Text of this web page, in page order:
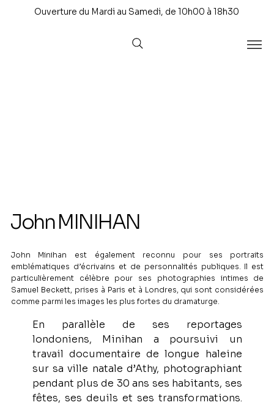
Ouverture du Mardi au Samedi, de 10h00 à 18h30
John MINIHAN
John Minihan est également reconnu pour ses portraits
emblématiques d’écrivains et de personnalités publiques. Il est
particulièrement célèbre pour ses photographies intimes de
Samuel Beckett, prises à Paris et à Londres, qui sont considérées
comme parmi les images les plus fortes du dramaturge.
En parallèle de ses reportages
londoniens, Minihan a poursuivi un
travail documentaire de longue haleine
sur sa ville natale d’Athy, photographiant
pendant plus de 30 ans ses habitants, ses
fêtes, ses deuils et ses transformations.